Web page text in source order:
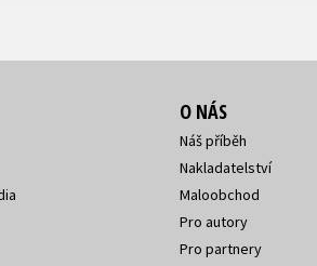
O NÁS
Náš příběh
Nakladatelství
Maloobchod
Pro autory
Pro partnery